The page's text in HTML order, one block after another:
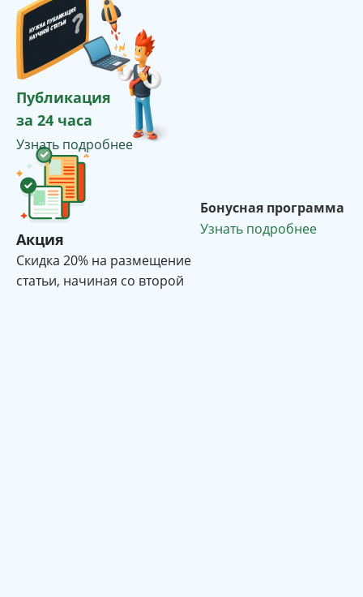
Публикация
за 24 часа
Узнать подробнее
Акция
Cкидка 20% на размещение
статьи, начиная со второй
Бонусная программа
Узнать подробнее